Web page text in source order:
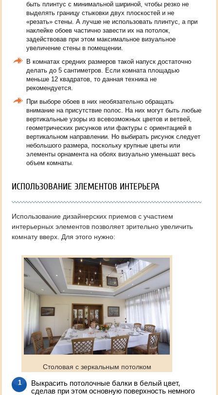
быть плинтус с минимальной шириной, чтобы резко не
выделять границу стыковки двух плоскостей и не
«резать» стены. А лучше не использовать плинтус, а при
наклейке обоев частично завести их на потолок,
задействовав при этом максимальное визуальное
увеличение стены в помещении.
В комнатах средних размеров такой напуск достаточно
делать до 5 сантиметров. Если комната площадью
меньше 12 квадратов, то данная техника не
рекомендуется.
При выборе обоев в них необязательно обращать
внимание на присутствие полос. На них могут быть любые
вертикальные узоры из всевозможных цветов и ветвей,
геометрических рисунков или фактуры с ориентацией в
вертикальном направлении. Но выбирать рисунок следует
небольшого размера, поскольку крупные цветы или
элементы орнамента на обоях визуально уменьшат весь
объем комнаты.
ИСПОЛЬЗОВАНИЕ ЭЛЕМЕНТОВ ИНТЕРЬЕРА
Использование дизайнерских приемов с участием
интерьерных элементов позволяет зрительно увеличить
комнату вверх. Для этого нужно:
Столовая с зеркальным потолком
Выкрасить потолочные балки в белый цвет,
сделав при этом основную поверхность немного